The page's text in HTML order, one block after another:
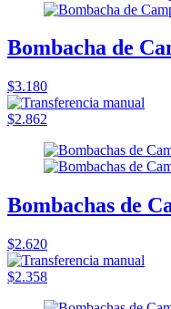
Bombacha de
$3.180
$2.862
Bombachas de
$2.620
$2.358